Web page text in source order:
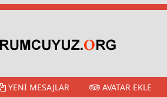
YENI MESAJLAR AVATAR EKLE